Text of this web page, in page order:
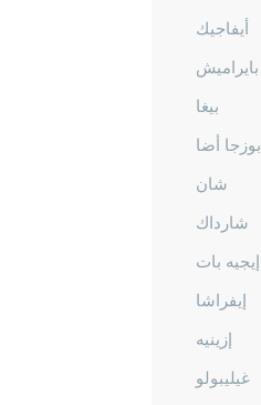
أيفاجيك
بايراميش
بيغا
بوزجا أضا
شان
شارداك
إيجيه بات
إيفراشا
إزينيه
غيليبولو